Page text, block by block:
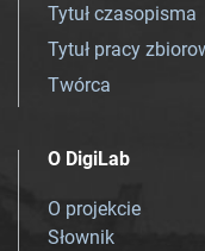
Tytuł czasopisma
Tytuł pracy
Twórca
O DigiLab
O projekcie
Słownik